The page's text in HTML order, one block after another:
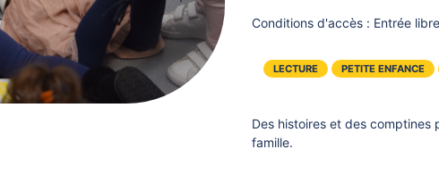
Conditions d'accès : Entrée libre
LECTURE PETITE ENFANCE
Des histoires et des
famille.